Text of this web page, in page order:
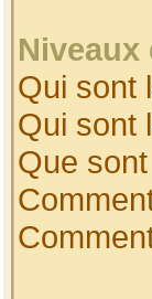
Qui sont
Qui sont
Que